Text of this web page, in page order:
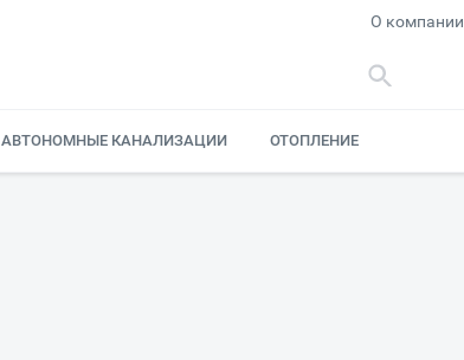
О компании
АВТОНОМНЫЕ КАНАЛИЗАЦИИ ОТОПЛЕНИЕ